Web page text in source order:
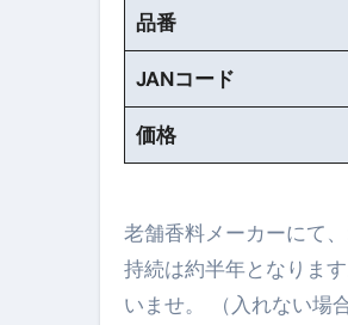
体脂肪
No.102
アーモ
【ひろゆ
弁護士解
5キロ痩
品番
JANコード
価格
老舗香料メーカーにて
持続は約半年となりま
いませ。 （入れない場